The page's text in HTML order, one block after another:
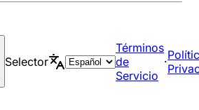
Selector
Términos
de
Servicio
·